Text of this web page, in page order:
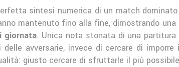
sintesi numerica di un match dominato
mantenuto fino alla fine, dimostrando una
giornata. Unica nota stonata di una
avversarie, invece di cercare di imporre
giusto cercare di sfruttarle il più